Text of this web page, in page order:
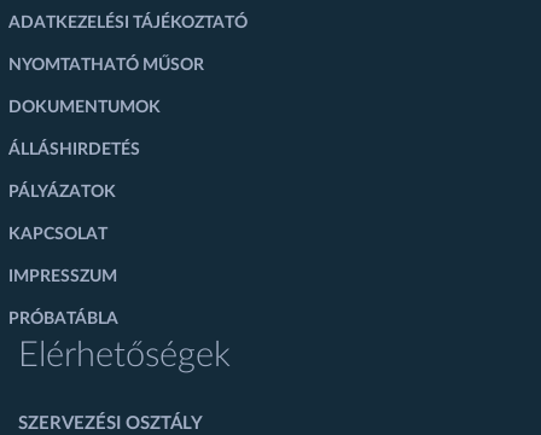
ADATKEZELÉSI TÁJÉKOZTATÓ
NYOMTATHATÓ MŰSOR
DOKUMENTUMOK
ÁLLÁSHIRDETÉS
PÁLYÁZATOK
KAPCSOLAT
IMPRESSZUM
PRÓBATÁBLA
Elérhetőségek
SZERVEZÉSI OSZTÁLY